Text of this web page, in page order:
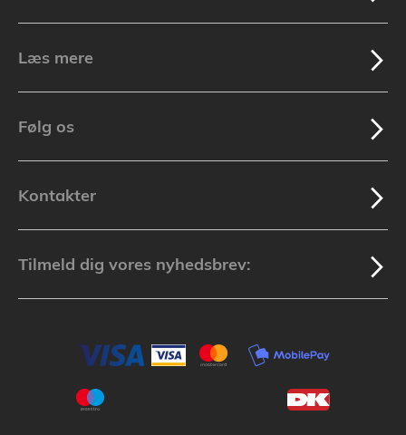
Læs mere
Følg os
Kontakter
Tilmeld dig vores nyhedsbrev: